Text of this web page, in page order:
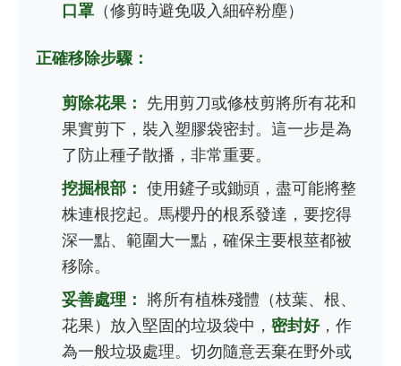
口罩（修剪時避免吸入細碎粉塵）
正確移除步驟：
剪除花果：
先用剪刀或修枝剪將所有花和
果實剪下，裝入塑膠袋密封。這一步是為
了防止種子散播，非常重要。
挖掘根部： 使用鏟子或鋤頭，盡可能將整
株連根挖起。馬櫻丹的根系發達，要挖得
深一點、範圍大一點，確保主要根莖都被
移除。
妥善處理：
將所有植株殘體（枝葉、根、
花果）放入堅固的垃圾袋中， 密封好，作
為一般垃圾處理。切勿隨意丟棄在野外或